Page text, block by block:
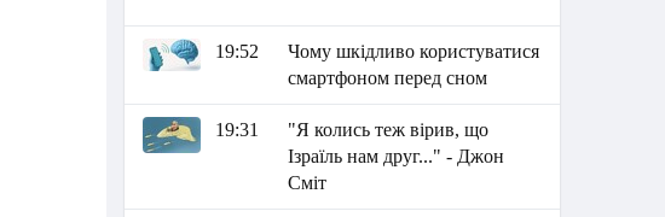
19:52
Чому шкідливо користуватися
смартфоном перед сном
19:31
"Я колись теж вірив, що
Ізраїль нам друг..." - Джон
Сміт